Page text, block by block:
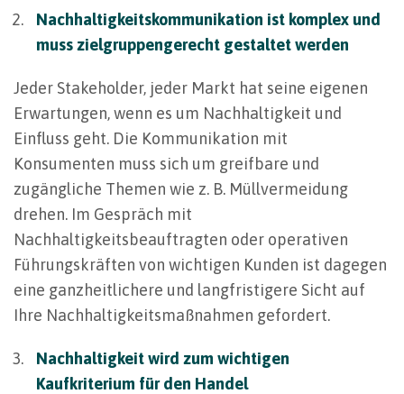
Nachhaltigkeitskommunikation ist komplex und
muss zielgruppengerecht gestaltet werden
Jeder Stakeholder, jeder Markt hat seine eigenen
Erwartungen, wenn es um Nachhaltigkeit und
Einfluss geht. Die Kommunikation mit
Konsumenten muss sich um greifbare und
zugängliche Themen wie z. B. Müllvermeidung
drehen. Im Gespräch mit
Nachhaltigkeitsbeauftragten oder operativen
Führungskräften von wichtigen Kunden ist dagegen
eine ganzheitlichere und langfristigere Sicht auf
Ihre Nachhaltigkeitsmaßnahmen gefordert.
Nachhaltigkeit wird zum wichtigen
Kaufkriterium für den Handel